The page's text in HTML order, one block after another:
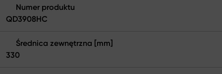
Numer produktu
QD3908HC
Średnica zewnętrzna [mm]
330